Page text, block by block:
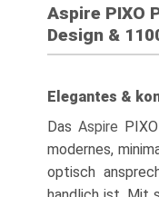
Aspire PIXO
Design &
Elegantes &
Das Aspire
modernes,
optisch